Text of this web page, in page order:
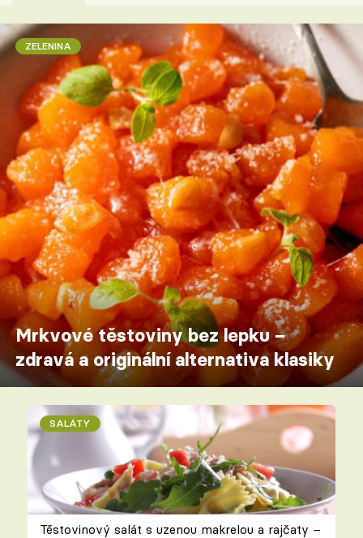
ZELENINA
Mrkvové těstoviny bez lepku –
zdravá a originální alternativa klasiky
SALÁTY
Těstovinový salát s uzenou makrelou a rajčaty –